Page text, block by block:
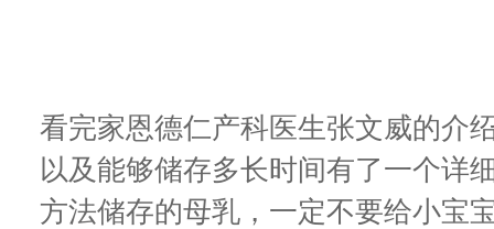
看完家恩德仁产科医生张文威的介
以及能够储存多长时间有了一个详
方法储存的母乳，一定不要给小宝